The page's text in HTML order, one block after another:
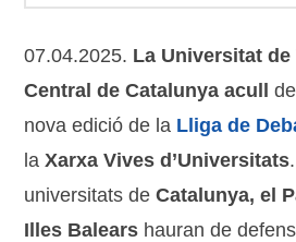
07.04.2025. La Universitat
Central de Catalunya acull
nova edició de la Lliga de
laXarxa Vives d’Universitats
universitats deCatalunya, el
Illes Balears hauran de